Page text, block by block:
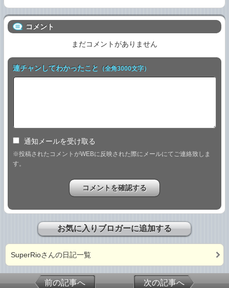
コメント
まだコメントがありません
連チャンしてわかったこと （全角3000文字）
通知メールを受け取る
※投稿されたコメントがWEBに反映された際にメールにてご連絡致しま
す。
お気に入りブロガーに追加する
SuperRioさんの日記一覧
前の記事へ 次の記事へ